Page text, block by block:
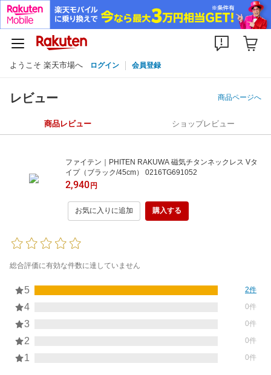
ようこそ 楽天市場へ ログイン 会員登録
レビュー 商品ページへ
商品レビュー ショップレビュー
ファイテン｜PHITEN RAKUWA 磁気チタンネックレス Vタ
イプ（ブラック/45cm） 0216TG691052
2,940円
お気に入りに追加 購入する
総合評価に有効な件数に達していません
5 2件
4 0件
3 0件
2 0件
1 0件